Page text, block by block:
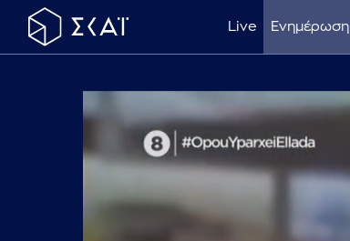
Live Ενημέρωση